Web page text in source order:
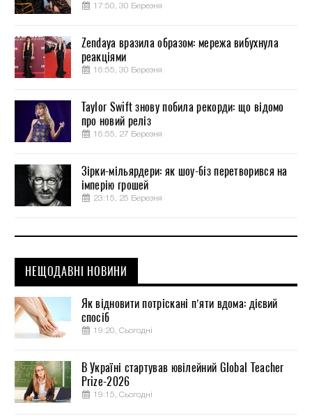
17:50, 30 Березня
Zendaya вразила образом: мережа вибухнула
реакціями
16:55, 30 Березня
Taylor Swift знову побила рекорди: що відомо
про новий реліз
16:55, 27 Березня
Зірки-мільярдери: як шоу-біз перетворився на
імперію грошей
23:15, 25 Березня
НЕЩОДАВНІ НОВИНИ
Як відновити потріскані п’яти вдома: дієвий
спосіб
19:20, Сьогодні
В Україні стартував ювілейний Global Teacher
Prize-2026
19:15, Сьогодні